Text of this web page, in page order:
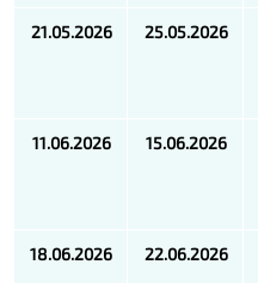
21.05.2026 25.05.2026
11.06.2026 15.06.2026
18.06.2026 22.06.2026